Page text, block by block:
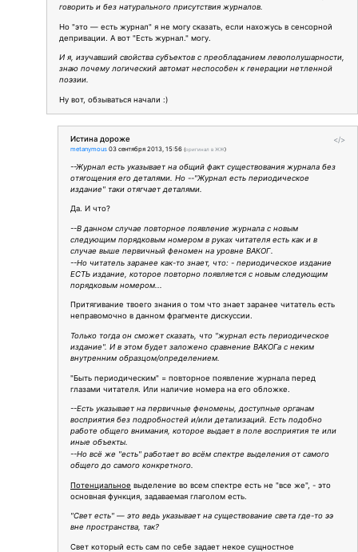
говорить и без натурального присутствия журналов.
Но "это — есть журнал" я не могу сказать, если нахожусь в сенсорной
депривации. А вот "Есть журнал." могу.
И я, изучавший свойства субъектов с преобладанием левополушарности,
знаю почему логический автомат неспособен к генерации нетленной
поэзии.
Ну вот, обзываться начали :)
</>
Истина дороже
metanymous 03 сентября 2013, 15:56 (оригинал в ЖЖ)
--Журнал есть указывает на общий факт существования журнала без
отягощения его деталями. Но --"Журнал есть периодическое
издание" таки отягчает деталями.
Да. И что?
--В данном случае повторное появление журнала с новым
следующим порядковым номером в руках читателя есть как и в
случае выше первичный феномен на уровне ВАКОГ.
--Но читатель заранее как-то знает, что: - периодическое издание
ЕСТЬ издание, которое повторно появляется с новым следующим
порядковым номером...
Притягивание твоего знания о том что знает заранее читатель есть
неправомочно в данном фрагменте дискуссии.
Только тогда он сможет сказать, что "журнал есть периодическое
издание". И в этом будет заложено сравнение ВАКОГа с неким
внутренним образцом/определением.
"Быть периодическим" = повторное появление журнала перед
глазами читателя. Или наличие номера на его обложке.
--Есть указывает на первичные феномены, доступные органам
восприятия без подробностей и/или детализаций. Есть подобно
работе общего внимания, которое выдает в поле восприятия те или
иные объекты.
--Но всё же "есть" работает во всём спектре выделения от самого
общего до самого конкретного.
Потенциальное выделение во всем спектре есть не "все же", - это
основная функция, задаваемая глаголом есть.
"Свет есть" — это ведь указывает на существование света где-то ээ
вне пространства, так?
Свет который есть сам по себе задает некое сущностное